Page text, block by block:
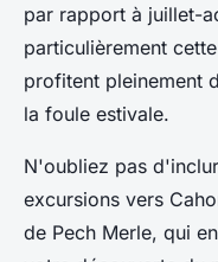
par rapport à juillet-
particulièrement
profitent pleinement
la foule estivale.
N'oubliez pas
excursions vers
de Pech Merle, qui